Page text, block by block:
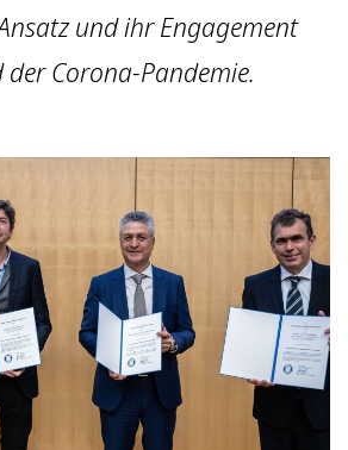
und ihr Engagement
der Corona-Pandemie.